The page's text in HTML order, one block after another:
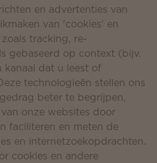
en advertenties van
van 'cookies' en
tracking, re-
gebaseerd op context (bijv.
kanaal dat u leest of
technologieën stellen ons
beter te begrijpen,
onze websites door
faciliteren en meten de
en internetzoekopdrachten.
cookies en andere